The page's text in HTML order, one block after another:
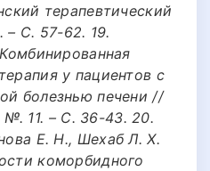
терапевтический
– С. 57-62. 19.
у пациентов с
болезнью печени //
№. 11. – С. 36-43. 20.
Е. Н., Шехаб Л. Х.
коморбидного